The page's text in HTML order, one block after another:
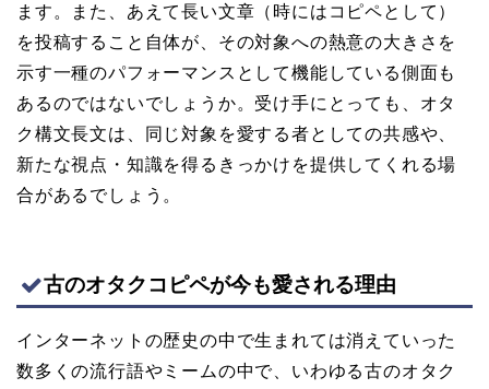
ます。また、あえて長い文章（時にはコピペとして）
を投稿すること自体が、その対象への熱意の大きさを
示す一種のパフォーマンスとして機能している側面も
あるのではないでしょうか。受け手にとっても、オタ
ク構文長文は、同じ対象を愛する者としての共感や、
新たな視点・知識を得るきっかけを提供してくれる場
合があるでしょう。
古のオタクコピペが今も愛される理由
インターネットの歴史の中で生まれては消えていった
数多くの流行語やミームの中で、いわゆる古のオタク